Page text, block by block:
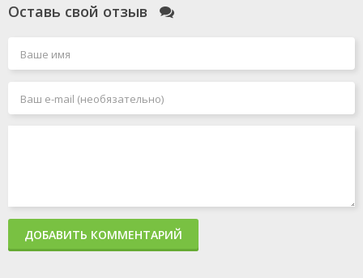
Оставь свой отзыв
ДОБАВИТЬ КОММЕНТАРИЙ